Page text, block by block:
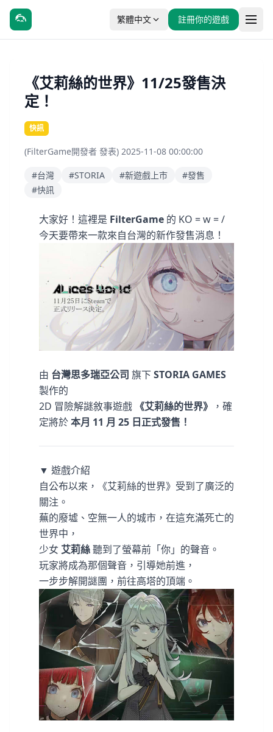
繁體中文 註冊你的遊戲
《艾莉絲的世界》11/25發售決
定！
快訊
(FilterGame開發者 發表) 2025-11-08 00:00:00
#台灣 #STORIA #新遊戲上市
#發售
#快訊
大家好！這裡是 FilterGame 的 KO = w = /
今天要帶來一款來自台灣的新作發售消息！
由 台灣思多瑞亞公司 旗下STORIA GAMES
製作的
2D 冒險解謎敘事遊戲 《艾莉絲的世界》
，確
定將於本月 11 月 25 日正式發售！
▼ 遊戲介紹
自公布以來，《艾莉絲的世界》受到了廣泛的
關注。
蕪的廢墟、空無一人的城市，在這充滿死亡的
世界中，
少女 艾莉絲聽到了螢幕前「你」的聲音。
玩家將成為那個聲音，引導她前進，
一步步解開謎團，前往高塔的頂端。